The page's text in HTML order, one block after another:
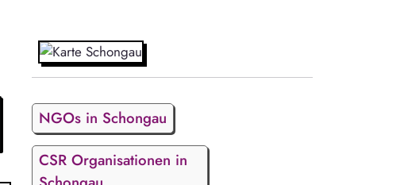
NGOs in Schongau
CSR Organisationen in